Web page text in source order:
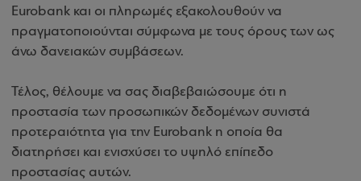
Eurobank και οι πληρωμές εξακολουθούν να
πραγματοποιούνται σύμφωνα με τους όρους των ως
άνω δανειακών συμβάσεων.
Τέλος, θέλουμε να σας διαβεβαιώσουμε ότι η
προστασία των προσωπικών δεδομένων συνιστά
προτεραιότητα για την Eurobank η οποία θα
διατηρήσει και ενισχύσει το υψηλό επίπεδο
προστασίας αυτών.